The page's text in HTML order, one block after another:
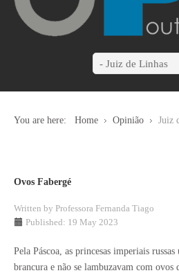
You are here: Home Opinião Juiz
Ovos Fabergé
Written by Professora Fernanda Tiago
Published: 19 May 2023
Pela Páscoa, as princesas imperiais
brancura e não se lambuzavam com ovos